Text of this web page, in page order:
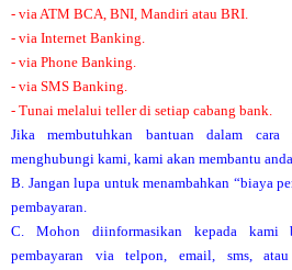
- via ATM BCA, BNI, Mandiri atau BRI.
- via Internet Banking.
- via Phone Banking.
- via SMS Banking.
- Tunai melalui teller di setiap cabang bank.
Jika membutuhkan bantuan dalam cara
menghubungi kami, kami akan membantu
B. Jangan lupa untuk menambahkan “biaya
pembayaran.
C. Mohon diinformasikan kepada kami
pembayaran via telpon, email, sms,